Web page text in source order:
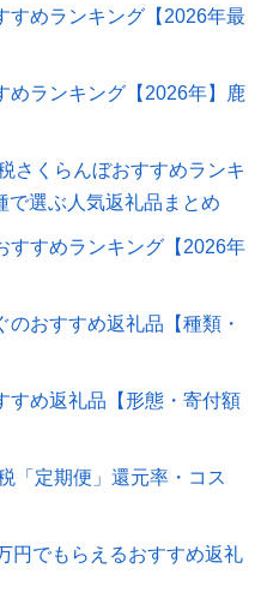
すめランキング【2026年最
めランキング【2026年】鹿
さくらんぼおすすめランキ
で選ぶ人気返礼品まとめ
すすめランキング【2026年
おすすめ返礼品【種類・
すめ返礼品【形態・寄付額
「定期便」還元率・コス
円でもらえるおすすめ返礼